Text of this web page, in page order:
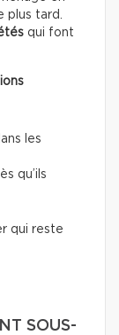
plus tard.
qui font
les
qu’ils
qui reste
SOUS-